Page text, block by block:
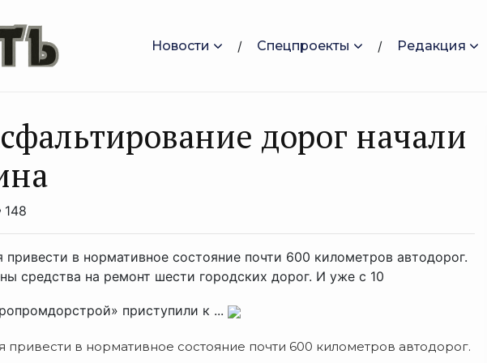
Новости Спецпроекты Редакция
дорог начали
148
привести в нормативное состояние почти 600 километров автодорог.
средства на ремонт шести городских дорог. И уже с 10
приступили к ...
привести в нормативное состояние почти 600 километров автодорог.